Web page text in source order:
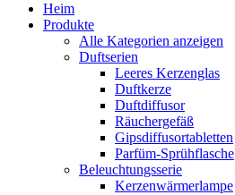
Heim
Produkte
Alle Kategorien anzeigen
Duftserien
Leeres Kerzenglas
Duftkerze
Duftdiffusor
Räuchergefäß
Gipsdiffusortabletten
Parfüm-Sprühflasche
Beleuchtungsserie
Kerzenwärmerlampe